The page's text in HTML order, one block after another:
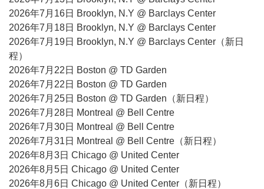
2026年7月16日 Brooklyn, N.Y @ Barclays Center
2026年7月18日 Brooklyn, N.Y @ Barclays Center
2026年7月19日 Brooklyn, N.Y @ Barclays Center（新日
程）
2026年7月22日 Boston @ TD Garden
2026年7月22日 Boston @ TD Garden
2026年7月25日 Boston @ TD Garden（新日程）
2026年7月28日 Montreal @ Bell Centre
2026年7月30日 Montreal @ Bell Centre
2026年7月31日 Montreal @ Bell Centre（新日程）
2026年8月3日 Chicago @ United Center
2026年8月5日 Chicago @ United Center
2026年8月6日 Chicago @ United Center（新日程）